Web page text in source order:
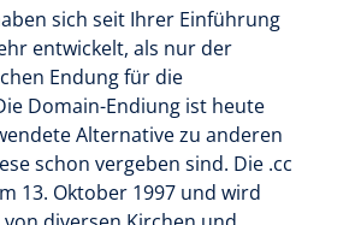
sich seit Ihrer Einführung
entwickelt, als nur der
Endung für die
Domain-Endiung ist heute
Alternative zu anderen
schon vergeben sind. Die .cc
13. Oktober 1997 und wird